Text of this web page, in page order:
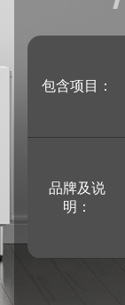
包含项目：
品牌及说
明：